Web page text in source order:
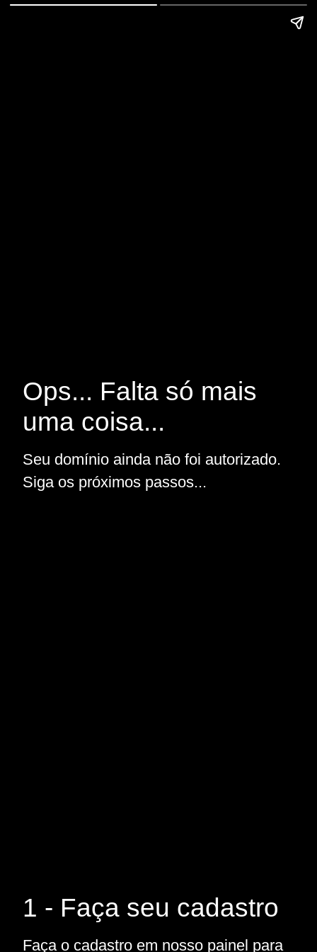
Ops... Falta só mais
uma coisa...
Seu domínio ainda não foi autorizado.
Siga os próximos passos...
1 - Faça seu cadastro
Faça o cadastro em nosso painel para